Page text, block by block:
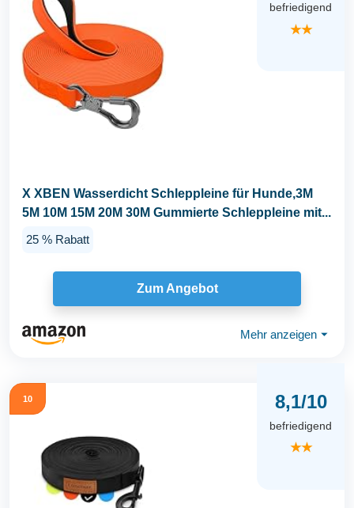
befriedigend
★★
X XBEN Wasserdicht Schleppleine für Hunde,3M
5M 10M 15M 20M 30M Gummierte Schleppleine mit...
25 % Rabatt
Zum Angebot
Mehr anzeigen ⏷
10 8,1/10
befriedigend
★★